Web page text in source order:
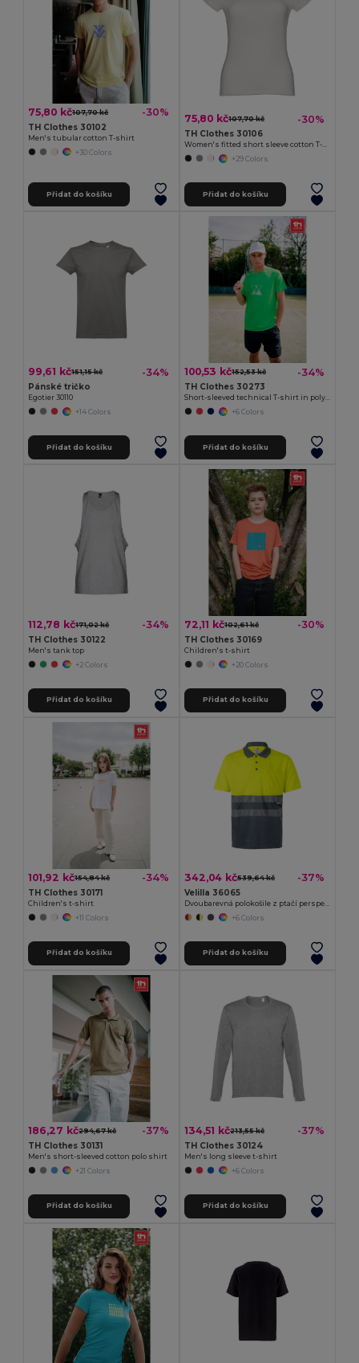
75,80 kč107,70 kč -30%
TH Clothes 30102
Men's tubular cotton T-shirt
+30 Colors
Přidat do košíku
75,80 kč107,70 kč -30%
TH Clothes 30106
Women's fitted short sleeve cotton T-shirt
+29 Colors
Přidat do košíku
99,61 kč151,15 kč -34%
Pánské tričko
Egotier 30110
+14 Colors
Přidat do košíku
100,53 kč152,53 kč -34%
TH Clothes 30273
Short-sleeved technical T-shirt in polyester
+6 Colors
Přidat do košíku
112,78 kč171,02 kč -34%
TH Clothes 30122
Men's tank top
+2 Colors
Přidat do košíku
72,11 kč102,61 kč -30%
TH Clothes 30169
Children's t-shirt
+20 Colors
Přidat do košíku
101,92 kč154,84 kč -34%
TH Clothes 30171
Children's t-shirt
+11 Colors
Přidat do košíku
342,04 kč539,64 kč -37%
Velilla 36065
+6 Colors
Přidat do košíku
186,27 kč294,67 kč -37%
TH Clothes 30131
Men's short-sleeved cotton polo shirt
+21 Colors
Přidat do košíku
134,51 kč213,55 kč -37%
TH Clothes 30124
Men's long sleeve t-shirt
+6 Colors
Přidat do košíku